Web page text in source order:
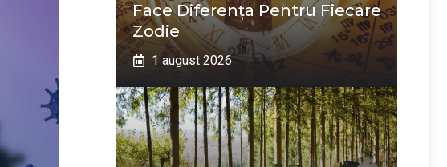
Face Diferența Pentru Fiecare
Zodie
1 august 2026